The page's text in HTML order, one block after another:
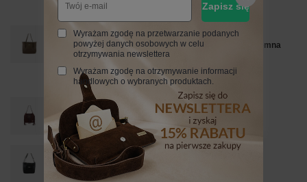
PROMOCJA
Shopperka damska skórzana Barberinis - Beżowa ciemna
255,99 zł
Najniższa cena z 30 dni przed obniżką:319,99 zł
Skórzana torebka boho z frędzlami - Bordowa
289,99 zł szt.
Torebka codzienna skórzana damska - Czarna
269,99 zł / szt.
Zapisz się
Wyrażam zgodę na przetwarzanie podanych
powyżej danych osobowych w celu
otrzymywania newslettera
Wyrażam zgodę na otrzymywanie informacji
handlowych o wybranych produktach.